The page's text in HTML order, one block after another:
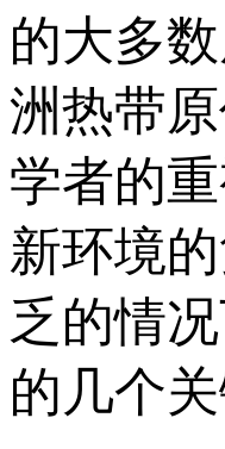
的大多
洲热带
学者的
新环境
乏的情
的几个